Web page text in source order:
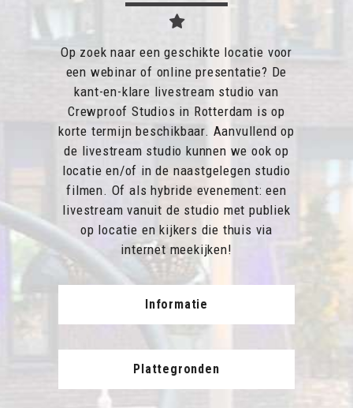
Op zoek naar een geschikte locatie voor
een webinar of online presentatie? De
kant-en-klare livestream studio van
Crewproof Studios in Rotterdam is op
korte termijn beschikbaar. Aanvullend op
de livestream studio kunnen we ook op
locatie en/of in de naastgelegen studio
filmen. Of als hybride evenement: een
livestream vanuit de studio met publiek
op locatie en kijkers die thuis via
internet meekijken!
Informatie
Plattegronden